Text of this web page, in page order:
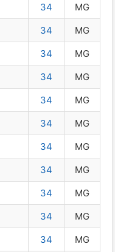
34
MG
34
MG
34
MG
34
MG
34
MG
34
MG
34
MG
34
MG
34
MG
34
MG
34 MG